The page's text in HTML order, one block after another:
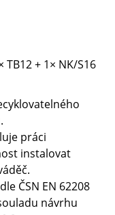
TB12 + 1× NK/S16
práci
instalovat
ČSN EN 62208
návrhu